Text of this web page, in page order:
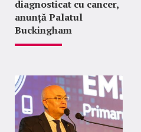
diagnosticat cu cancer,
anunță Palatul
Buckingham